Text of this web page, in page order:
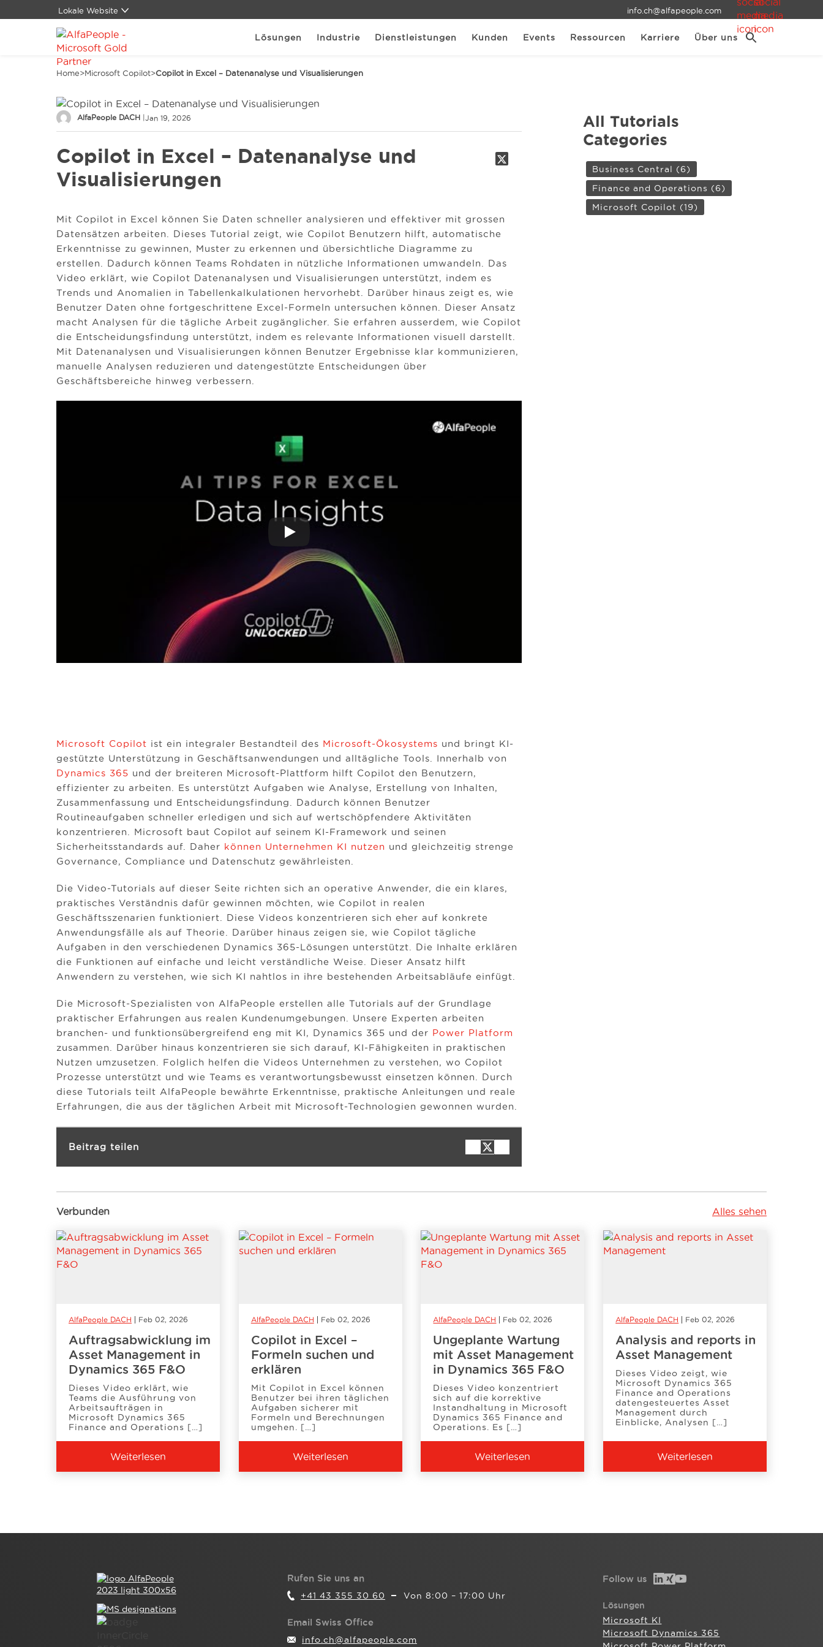
Lokale Website
Global
Brasilien
China
Dänemark
LATAM
Kanada
Spanien
Vereinigte Staaten
info.ch@alfapeople.com
Lösungen Industrie Dienstleistungen Kunden Events Ressourcen Karriere Über uns
Home>Microsoft Copilot>Copilot in Excel – Datenanalyse und Visualisierungen
AlfaPeople DACH |Jan 19, 2026
Copilot in Excel – Datenanalyse und
Visualisierungen
Mit Copilot in Excel können Sie Daten schneller analysieren und effektiver mit grossen
Datensätzen arbeiten. Dieses Tutorial zeigt, wie Copilot Benutzern hilft, automatische
Erkenntnisse zu gewinnen, Muster zu erkennen und übersichtliche Diagramme zu
erstellen. Dadurch können Teams Rohdaten in nützliche Informationen umwandeln. Das
Video erklärt, wie Copilot Datenanalysen und Visualisierungen unterstützt, indem es
Trends und Anomalien in Tabellenkalkulationen hervorhebt. Darüber hinaus zeigt es, wie
Benutzer Daten ohne fortgeschrittene Excel-Formeln untersuchen können. Dieser Ansatz
macht Analysen für die tägliche Arbeit zugänglicher. Sie erfahren ausserdem, wie Copilot
die Entscheidungsfindung unterstützt, indem es relevante Informationen visuell darstellt.
Mit Datenanalysen und Visualisierungen können Benutzer Ergebnisse klar kommunizieren,
manuelle Analysen reduzieren und datengestützte Entscheidungen über
Geschäftsbereiche hinweg verbessern.
Microsoft Copilot ist ein integraler Bestandteil des Microsoft-Ökosystems und bringt KI-
gestützte Unterstützung in Geschäftsanwendungen und alltägliche Tools. Innerhalb von
Dynamics 365 und der breiteren Microsoft-Plattform hilft Copilot den Benutzern,
effizienter zu arbeiten. Es unterstützt Aufgaben wie Analyse, Erstellung von Inhalten,
Zusammenfassung und Entscheidungsfindung. Dadurch können Benutzer
Routineaufgaben schneller erledigen und sich auf wertschöpfendere Aktivitäten
konzentrieren. Microsoft baut Copilot auf seinem KI-Framework und seinen
Sicherheitsstandards auf. Daher können Unternehmen KI nutzen und gleichzeitig strenge
Governance, Compliance und Datenschutz gewährleisten.
Die Video-Tutorials auf dieser Seite richten sich an operative Anwender, die ein klares,
praktisches Verständnis dafür gewinnen möchten, wie Copilot in realen
Geschäftsszenarien funktioniert. Diese Videos konzentrieren sich eher auf konkrete
Anwendungsfälle als auf Theorie. Darüber hinaus zeigen sie, wie Copilot tägliche
Aufgaben in den verschiedenen Dynamics 365-Lösungen unterstützt. Die Inhalte erklären
die Funktionen auf einfache und leicht verständliche Weise. Dieser Ansatz hilft
Anwendern zu verstehen, wie sich KI nahtlos in ihre bestehenden Arbeitsabläufe einfügt.
Die Microsoft-Spezialisten von AlfaPeople erstellen alle Tutorials auf der Grundlage
praktischer Erfahrungen aus realen Kundenumgebungen. Unsere Experten arbeiten
branchen- und funktionsübergreifend eng mit KI, Dynamics 365 und der Power Platform
zusammen. Darüber hinaus konzentrieren sie sich darauf, KI-Fähigkeiten in praktischen
Nutzen umzusetzen. Folglich helfen die Videos Unternehmen zu verstehen, wo Copilot
Prozesse unterstützt und wie Teams es verantwortungsbewusst einsetzen können. Durch
diese Tutorials teilt AlfaPeople bewährte Erkenntnisse, praktische Anleitungen und reale
Erfahrungen, die aus der täglichen Arbeit mit Microsoft-Technologien gewonnen wurden.
Beitrag teilen
All Tutorials
Categories
Business Central (6)
Finance and Operations (6)
Microsoft Copilot (19)
Verbunden Alles sehen
AlfaPeople DACH Feb 02, 2026
Auftragsabwicklung im
Asset Management in
Dynamics 365 F&O
Dieses Video erklärt, wie
Teams die Ausführung von
Arbeitsaufträgen in
Microsoft Dynamics 365
Finance and Operations […]
Weiterlesen
AlfaPeople DACH Feb 02, 2026
Copilot in Excel –
Formeln suchen und
erklären
Mit Copilot in Excel können
Benutzer bei ihren täglichen
Aufgaben sicherer mit
Formeln und Berechnungen
umgehen. […]
Weiterlesen
AlfaPeople DACH Feb 02, 2026
Ungeplante Wartung
mit Asset Management
in Dynamics 365 F&O
Dieses Video konzentriert
sich auf die korrektive
Instandhaltung in Microsoft
Dynamics 365 Finance and
Operations. Es […]
Weiterlesen
AlfaPeople DACH Feb 02, 2026
Analysis and reports in
Asset Management
Dieses Video zeigt, wie
Microsoft Dynamics 365
Finance and Operations
datengesteuertes Asset
Management durch
Einblicke, Analysen […]
Weiterlesen
Rufen Sie uns an
+41 43 355 30 60 Von 8:00 – 17:00 Uhr
Email Swiss Office
info.ch@alfapeople.com
Follow us
Lösungen
Microsoft KI
Microsoft Dynamics 365